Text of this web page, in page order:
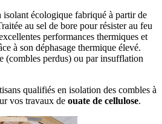
isolant écologique fabriqué à partir de
au sel de bore pour résister au feu
performances thermiques et
à son déphasage thermique élevé.
(combles perdus) ou par insufflation
qualifiés en isolation des combles à
vos travaux de ouate de cellulose.